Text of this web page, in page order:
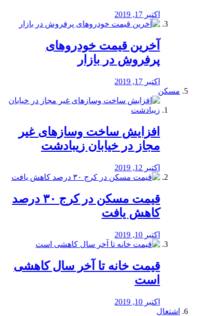
اکتبر 17, 2019
آخرین قیمت خودرو‌های
پرفروش در بازار
اکتبر 17, 2019
مسکن
افزایش ساخت وسازهای غیر
مجاز در خیابان زیبادشت
اکتبر 12, 2019
️قیمت مسکن در کرج ۳۰ درصد
کاهش یافت
اکتبر 10, 2019
قیمت خانه تا آخر سال کاهشی
است
اکتبر 10, 2019
اشتغال